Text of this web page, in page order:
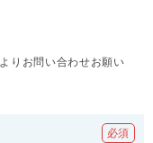
よりお問い合わせお願い